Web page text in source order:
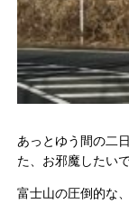
あっとゆう間の二
た、 お邪魔したい
富士山の圧倒的な